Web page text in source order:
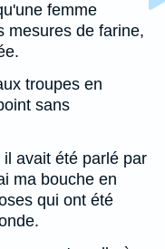
femme
mesures de farine,
troupes en
sans
avait été parlé par
ma bouche en
qui ont été